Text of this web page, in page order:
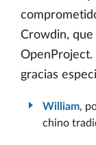
Crowdin,
OpenProject.
gracias
William,
chino